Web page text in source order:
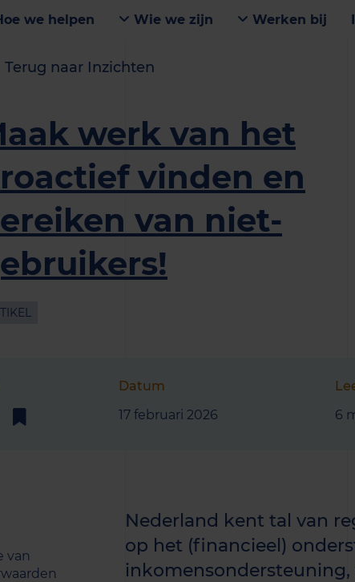
we helpen Wie we zijn Werken bij
Terug naar Inzichten
werk van het
vinden en
van niet-
Datum
17 februari 2026
6
van
Nederland kent tal van
op het (financieel)